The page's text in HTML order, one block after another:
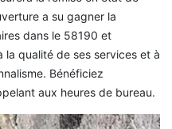
a su gagner la
dans le 58190 et
qualité de ses services et à
Bénéficiez
aux heures de bureau.